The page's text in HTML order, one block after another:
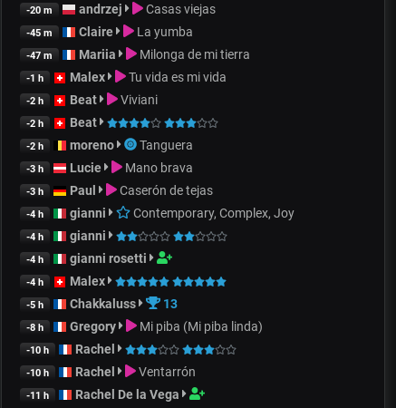
-20 m andrzej Casas viejas
-45 m Claire La yumba
-47 m Mariia Milonga de mi tierra
-1 h Malex Tu vida es mi vida
-2 h Beat Viviani
-2 h Beat
-2 h moreno Tanguera
-3 h Lucie Mano brava
-3 h Paul Caserón de tejas
-4 h gianni Contemporary, Complex, Joy
-4 h gianni
-4 h gianni rosetti
-4 h Malex
-5 h Chakkaluss 13
-8 h Gregory Mi piba (Mi piba linda)
-10 h Rachel
-10 h Rachel Ventarrón
-11 h Rachel De la Vega